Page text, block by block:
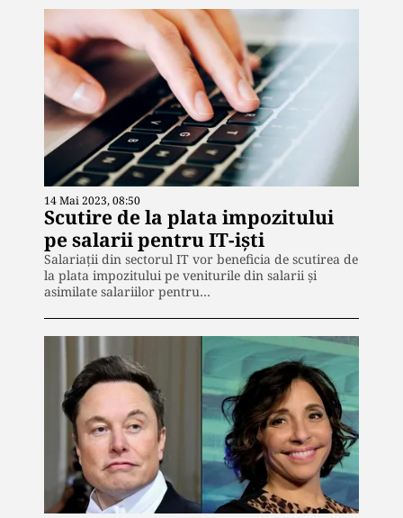
14 Mai 2023, 08:50
Scutire de la plata impozitului
pe salarii pentru IT-iști
Salariații din sectorul IT vor beneficia de scutirea de
la plata impozitului pe veniturile din salarii şi
asimilate salariilor pentru…